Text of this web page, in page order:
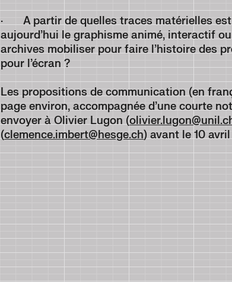
· A partir de quelles traces matérielles
aujourd’hui le graphisme animé, interactif
archives mobiliser pour faire l’histoire des
pour l’écran ?
Les propositions de communication (en
page environ, accompagnée d’une courte
envoyer à Olivier Lugon (
(clemence.imbert@hesge.ch) avant le 10